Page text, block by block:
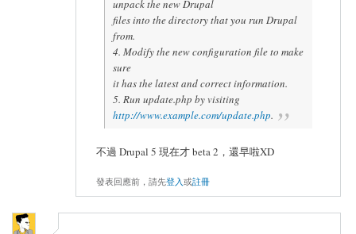
unpack the new Drupal
files into the directory that you run Drupal
from.
4. Modify the new configuration file to make
sure
it has the latest and correct information.
5. Run update.php by visiting
http://www.example.com/update.php.
不過 Drupal 5 現在才 beta 2，還早啦XD
發表回應前，請先登入或註冊